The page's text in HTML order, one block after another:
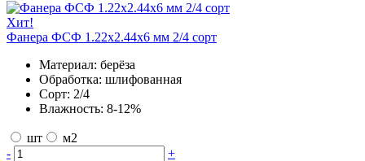
Хит!
Фанера ФСФ 1.22х2.44х6 мм 2/4 сорт
Материал: берёза
Обработка: шлифованная
Сорт: 2/4
Влажность: 8-12%
шт
м2
-
+